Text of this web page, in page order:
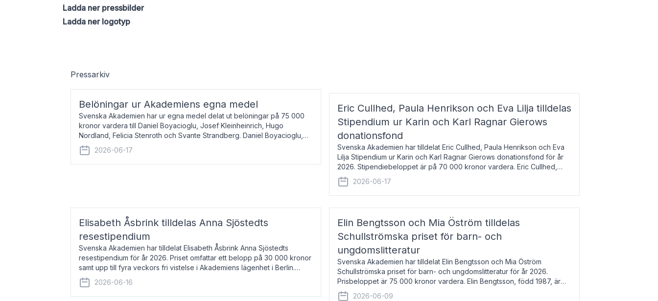
Ladda ner pressbilder
Ladda ner logotyp
Pressarkiv
Belöningar ur Akademiens egna medel
Svenska Akademien har ur egna medel delat ut belöningar på 75 000
kronor vardera till Daniel Boyacioglu, Josef Kleinheinrich, Hugo
Nordland, Felicia Stenroth och Svante Strandberg. Daniel Boyacioglu,
född 1981, är poet och scenartist. Josef
2026-06-17
Eric Cullhed, Paula Henrikson och Eva Lilja tilldelas
Stipendium ur Karin och Karl Ragnar Gierows
donationsfond
Svenska Akademien har tilldelat Eric Cullhed, Paula Henrikson och Eva
Lilja Stipendium ur Karin och Karl Ragnar Gierows donationsfond för år
2026. Stipendiebeloppet är på 70 000 kronor vardera. Eric Cullhed,
född 1985, är professor i grekis
2026-06-17
Elisabeth Åsbrink tilldelas Anna Sjöstedts
resestipendium
Svenska Akademien har tilldelat Elisabeth Åsbrink Anna Sjöstedts
resestipendium för år 2026. Priset omfattar ett belopp på 30 000 kronor
samt upp till fyra veckors fri vistelse i Akademiens lägenhet i Berlin.
Elisabeth Åsbrink, född 1965 oc
2026-06-16
Elin Bengtsson och Mia Öström tilldelas
Schullströmska priset för barn- och
ungdomslitteratur
Svenska Akademien har tilldelat Elin Bengtsson och Mia Öström
Schullströmska priset för barn- och ungdomslitteratur för år 2026.
Prisbeloppet är 75 000 kronor vardera. Elin Bengtsson, född 1987, är
författare och forskare i genusvetenskap.
2026-06-09